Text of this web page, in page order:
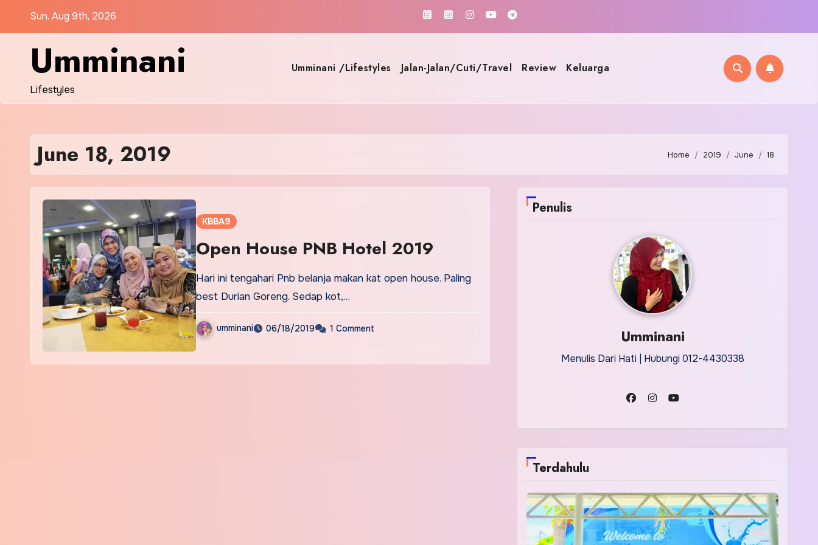
Sun. Aug 9th, 2026
Umminani
Lifestyles
Umminani /Lifestyles Jalan-Jalan/Cuti/Travel Review Keluarga
June 18, 2019 Home 2019 June 18
KBBA9
Open House PNB Hotel 2019
Hari ini tengahari Pnb belanja makan kat open house. Paling
best Durian Goreng. Sedap kot,…
umminani 06/18/2019 1 Comment
Penulis
Umminani
Menulis Dari Hati | Hubungi 012-4430338
Terdahulu